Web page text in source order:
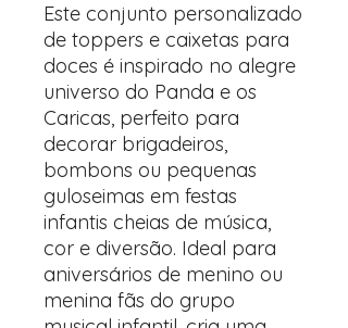
Este conjunto personalizado
de toppers e caixetas para
doces é inspirado no alegre
universo do Panda e os
Caricas, perfeito para
decorar brigadeiros,
bombons ou pequenas
guloseimas em festas
infantis cheias de música,
cor e diversão. Ideal para
aniversários de menino ou
menina fãs do grupo